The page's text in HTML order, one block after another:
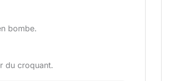
bombe.
du croquant.